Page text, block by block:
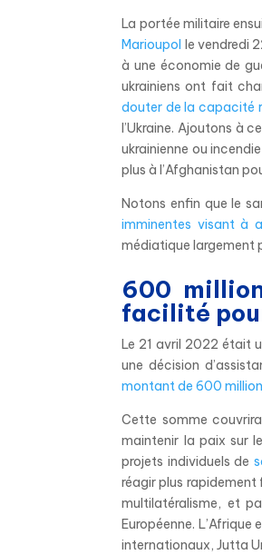
La portée militaire
Marioupol
le vendredi
à une économie de
ukrainiens ont fait
douter de la capacité
l’Ukraine. Ajoutons à
ukrainienne ou
plus à l’Afghanistan
Notons enfin que le
imminentes visant à
médiatique largement
600
facilité
Le 21 avril 2022 était
une décision
montant de 600
Cette somme
maintenir la paix sur
projets individuels de
réagir plus rapidement
multilatéralisme, et
Européenne. L’Afrique
internationaux, Jutta